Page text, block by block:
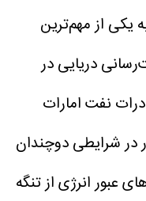
یکی از مهم‌ترین
دریایی در
نفت امارات
در شرایطی دوچندان
عبور انرژی از تنگه